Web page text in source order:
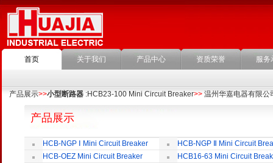
首页 关于我们 产品中心 资质荣誉 服务
产品展示>>小型断路器 :HCB23-100 Mini Circuit Breaker>> 温州华嘉电器有限公
产品展示
HCB-NGP Ⅰ Mini Circuit Breaker
HCB-NGP Ⅱ Mini Circuit
HCB-OEZ Mini Circuit Breaker
HCB16-63 Mini Circuit